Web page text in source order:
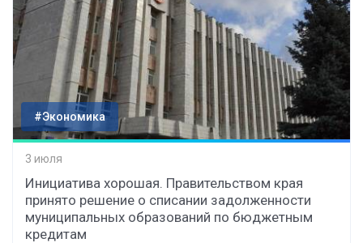
#Экономика
3 июля
Инициатива хорошая. Правительством края
принято решение о списании задолженности
муниципальных образований по бюджетным
кредитам